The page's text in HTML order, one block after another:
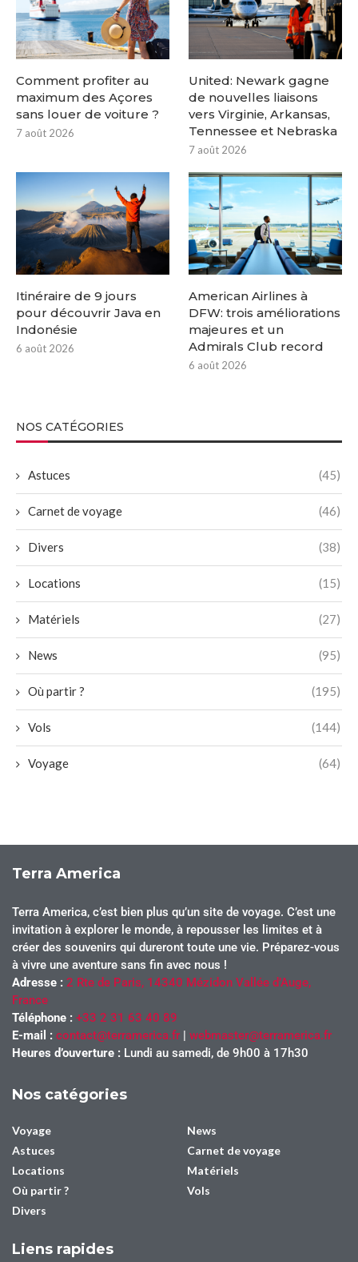
Comment profiter au
maximum des Açores
sans louer de voiture ?
7 août 2026
United: Newark gagne
de nouvelles liaisons
vers Virginie, Arkansas,
Tennessee et Nebraska
7 août 2026
Itinéraire de 9 jours
pour découvrir Java en
Indonésie
6 août 2026
American Airlines à
DFW: trois améliorations
majeures et un
Admirals Club record
6 août 2026
NOS CATÉGORIES
Astuces (45)
Carnet de voyage (46)
Divers (38)
Locations (15)
Matériels (27)
News (95)
Où partir ? (195)
Vols (144)
Voyage (64)
Terra America
Terra America, c’est bien plus qu’un site de voyage. C’est une
invitation à explorer le monde, à repousser les limites et à
créer des souvenirs qui dureront toute une vie. Préparez-vous
à vivre une aventure sans fin avec nous !
Adresse : 2 Rte de Paris, 14340 Mézidon Vallée d’Auge,
France
Téléphone : +33 2 31 63 40 89
E-mail : contact@terramerica.fr | webmaster@terramerica.fr
Heures d’ouverture : Lundi au samedi, de 9h00 à 17h30
Nos catégories
Voyage
News
Astuces
Carnet de voyage
Locations
Matériels
Où partir ?
Vols
Divers
Liens rapides